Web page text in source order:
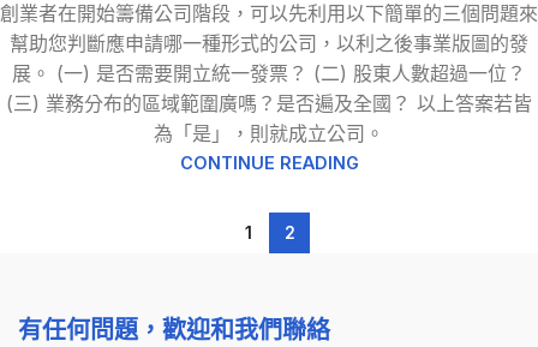
創業者在開始籌備公司階段，可以先利用以下簡單的三個問題來
幫助您判斷應申請哪一種形式的公司，以利之後事業版圖的發
展。 (一) 是否需要開立統一發票？ (二) 股東人數超過一位？
(三) 業務分布的區域範圍廣嗎？是否遍及全國？ 以上答案若皆
為「是」，則就成立公司。
CONTINUE READING
1 2
有任何問題，歡迎和我們聯絡